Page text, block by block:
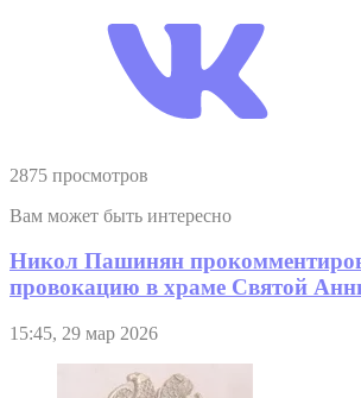
2875 просмотров
Вам может быть интересно
Никол Пашинян
провокацию в храме Святой
15:45, 29 мар 2026